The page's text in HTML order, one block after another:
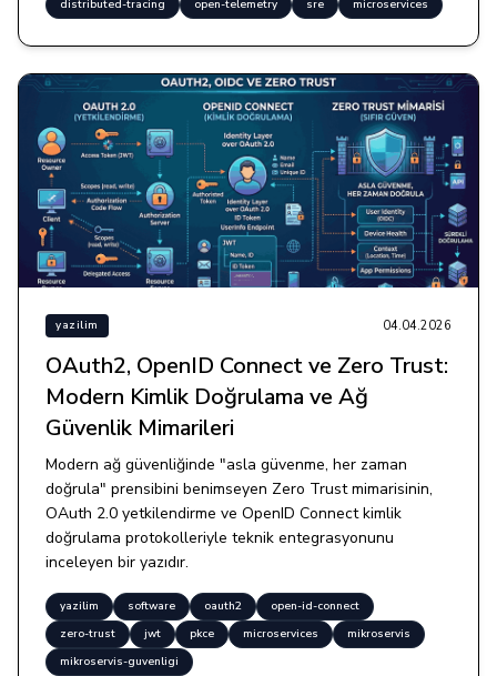
distributed-tracing
open-telemetry sre microservices
yazilim 04.04.2026
OAuth2, OpenID Connect ve Zero Trust:
Modern Kimlik Doğrulama ve Ağ
Güvenlik Mimarileri
Modern ağ güvenliğinde "asla güvenme, her zaman
doğrula" prensibini benimseyen Zero Trust mimarisinin,
OAuth 2.0 yetkilendirme ve OpenID Connect kimlik
doğrulama protokolleriyle teknik entegrasyonunu
inceleyen bir yazıdır.
yazilim software oauth2
open-id-connect
zero-trust
jwt pkce microservices
mikroservis
mikroservis-guvenligi